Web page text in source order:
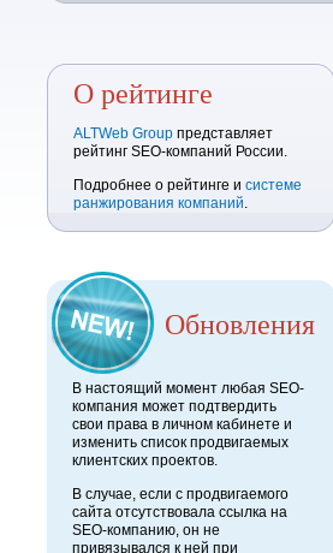
О рейтинге
ALTWeb Group представляет
рейтинг SEO-компаний России.
Подробнее о рейтинге и системе
ранжирования компаний.
Обновления
В настоящий момент любая SEO-
компания может подтвердить
свои права в личном кабинете и
изменить список продвигаемых
клиентских проектов.
В случае, если с продвигаемого
сайта отсутствовала ссылка на
SEO-компанию, он не
привязывался к ней при